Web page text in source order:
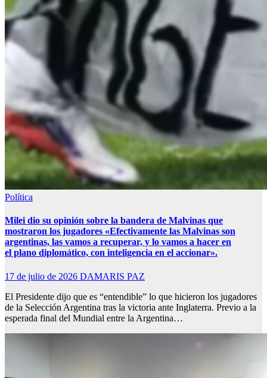
Política
Milei dio su opinión sobre la bandera de Malvinas que
mostraron los jugadores «Efectivamente las Malvinas son
argentinas, las vamos a recuperar, y lo vamos a hacer en
el plano diplomático, con inteligencia en el accionar».
17 de julio de 2026 DAMARIS PAZ
El Presidente dijo que es “entendible” lo que hicieron los jugadores
de la Selección Argentina tras la victoria ante Inglaterra. Previo a la
esperada final del Mundial entre la Argentina…